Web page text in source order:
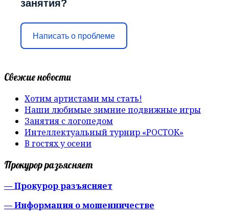
занятия?
Написать о проблеме
Свежие новости
Хотим артистами мы стать!
Наши любимые зимние подвижные игры
Занятия с логопедом
Интеллектуальный турнир «РОСТОК»
В гостях у осени
Прокурор разъясняет
— Прокурор разъясняет
— Информация о мошенничестве